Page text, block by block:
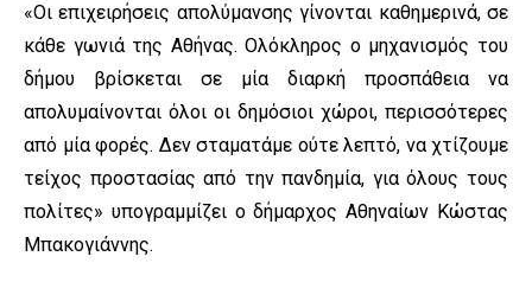
«Οι επιχειρήσεις απολύμανσης γίνονται καθημερινά, σε
κάθε γωνιά της Αθήνας. Ολόκληρος ο μηχανισμός του
δήμου βρίσκεται σε μία διαρκή προσπάθεια να
απολυμαίνονται όλοι οι δημόσιοι χώροι, περισσότερες
από μία φορές. Δεν σταματάμε ούτε λεπτό, να χτίζουμε
τείχος προστασίας από την πανδημία, για όλους τους
πολίτες» υπογραμμίζει ο δήμαρχος Αθηναίων Κώστας
Μπακογιάννης.